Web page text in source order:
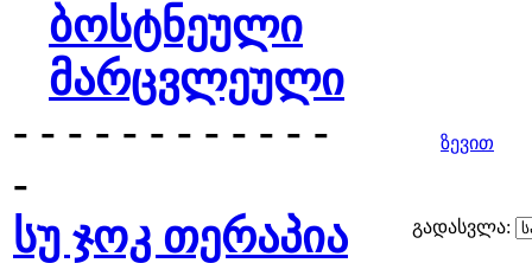
ბოსტნეული
მარცვლეული
- - - - - - - - - - - -
-
სუ ჯოკ თერაპია
ზევით
გადასვლა: